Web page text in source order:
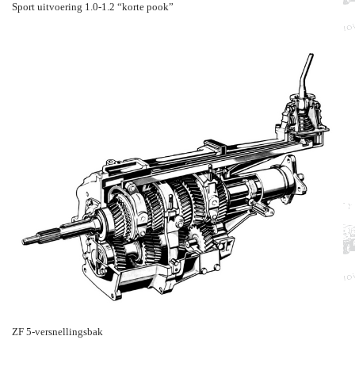
Sport uitvoering 1.0-1.2 “korte pook”
ZF 5-versnellingsbak